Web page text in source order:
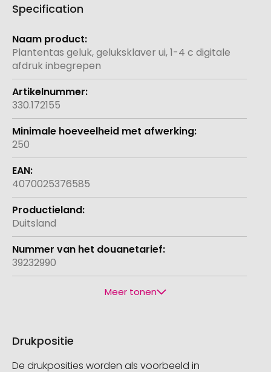
Specification
Meer
informatie
Plantentas geluk, geluksklaver ui, 1-4 c digitale
afdruk inbegrepen
330.172155
250
4070025376585
Duitsland
39232990
Meer tonen
Drukpositie
De drukposities worden als voorbeeld in